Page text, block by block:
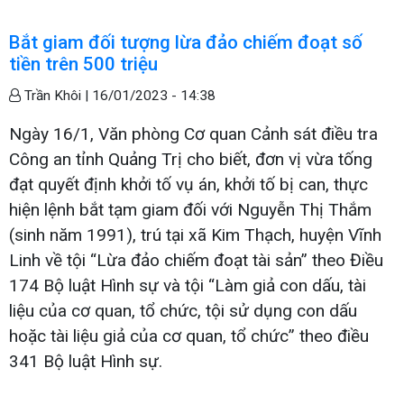
Bắt giam đối tượng lừa đảo chiếm đoạt số
tiền trên 500 triệu
Trần Khôi | 16/01/2023 - 14:38
Ngày 16/1, Văn phòng Cơ quan Cảnh sát điều tra
Công an tỉnh Quảng Trị cho biết, đơn vị vừa tống
đạt quyết định khởi tố vụ án, khởi tố bị can, thực
hiện lệnh bắt tạm giam đối với Nguyễn Thị Thắm
(sinh năm 1991), trú tại xã Kim Thạch, huyện Vĩnh
Linh về tội “Lừa đảo chiếm đoạt tài sản” theo Điều
174 Bộ luật Hình sự và tội “Làm giả con dấu, tài
liệu của cơ quan, tổ chức, tội sử dụng con dấu
hoặc tài liệu giả của cơ quan, tổ chức” theo điều
341 Bộ luật Hình sự.